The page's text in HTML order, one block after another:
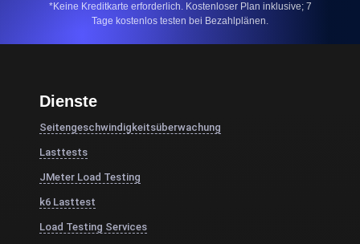
*Keine Kreditkarte erforderlich. Kostenloser Plan inklusive; 7
Tage kostenlos testen bei Bezahlplänen.
Dienste
Seitengeschwindigkeitsüberwachung
Lasttests
JMeter Load Testing
k6 Lasttest
Load Testing Services